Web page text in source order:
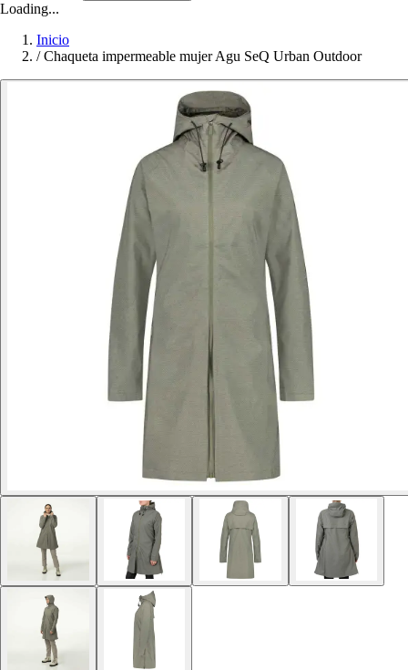
Loading...
Inicio
/ Chaqueta impermeable mujer Agu SeQ Urban Outdoor